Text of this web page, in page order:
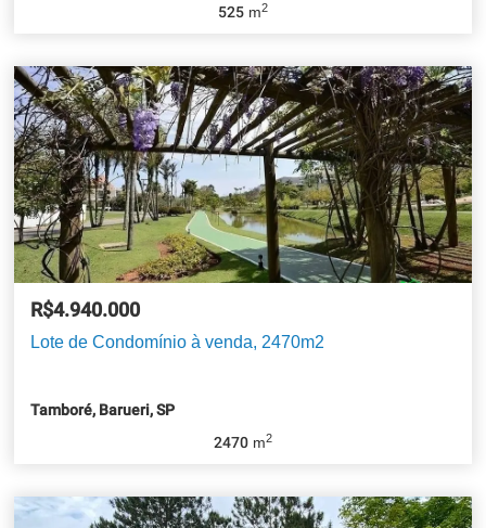
525m2
R$4.940.000
Lote de Condomínio à venda, 2470m2
Tamboré, Barueri, SP
2470m2